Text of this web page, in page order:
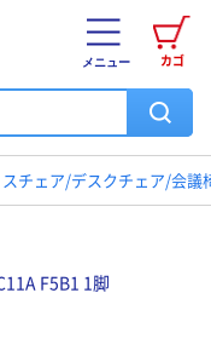
カゴ
メニュー
チェア/デスクチェア/会議
F5B1 1脚